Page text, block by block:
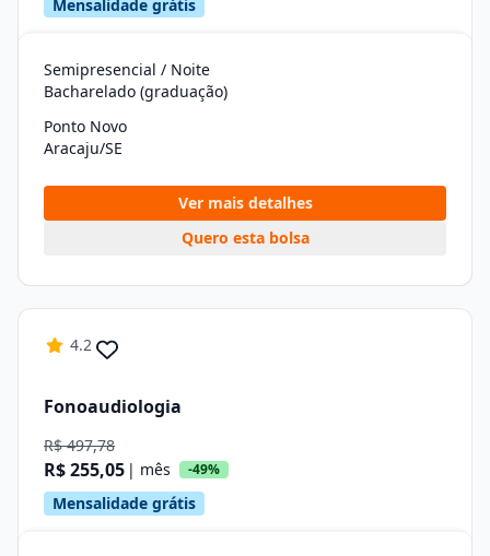
Mensalidade grátis
Semipresencial / Noite
Bacharelado (graduação)
Ponto Novo
Aracaju/SE
Ver mais detalhes
Quero esta bolsa
4.2
Fonoaudiologia
R$ 497,78
R$ 255,05 | mês -49%
Mensalidade grátis